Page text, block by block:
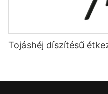
Tojáshéj díszítésű